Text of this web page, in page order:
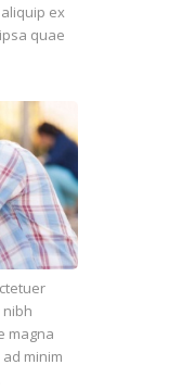
ex
quae
nibh
magna
minim